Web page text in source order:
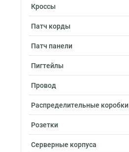
Кроссы
Патч корды
Патч панели
Пигтейлы
Провод
Распределительные коробки
Розетки
Серверные корпуса